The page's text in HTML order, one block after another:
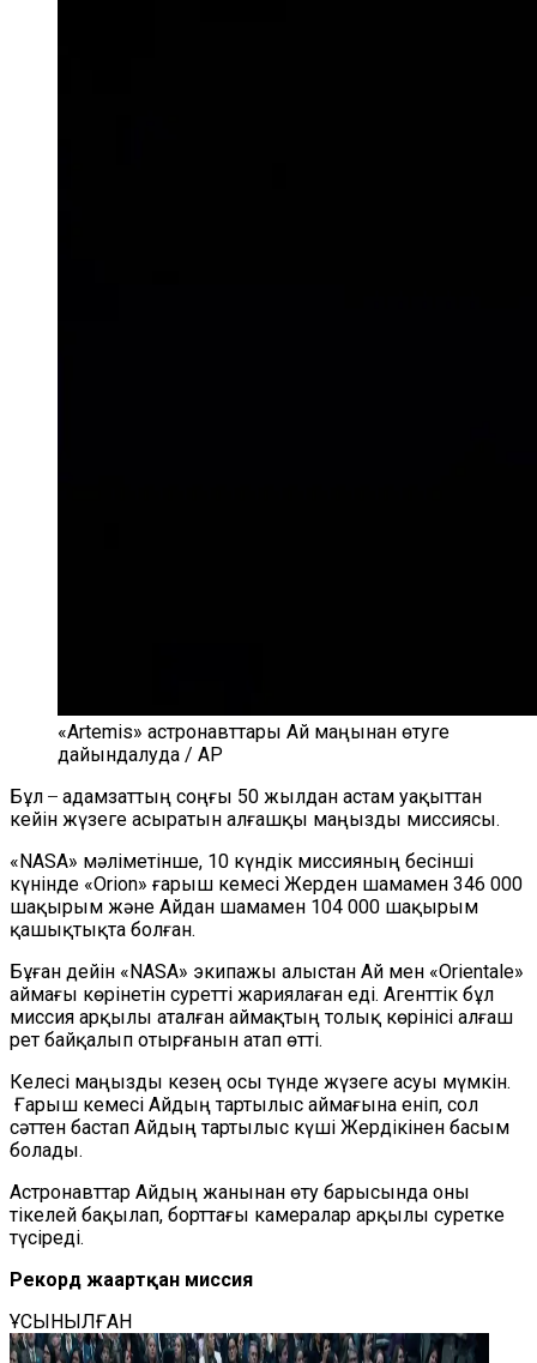
«Artemis» астронавттары Ай маңынан өтуге
дайындалуда / AP
Бұл ̶ адамзаттың соңғы 50 жылдан астам уақыттан
кейін жүзеге асыратын алғашқы маңызды миссиясы.
«NASA» мәліметінше, 10 күндік миссияның бесінші
күнінде «Orion» ғарыш кемесі Жерден шамамен 346 000
шақырым және Айдан шамамен 104 000 шақырым
қашықтықта болған.
Бұған дейін «NASA» экипажы алыстан Ай мен «Orientale»
аймағы көрінетін суретті жариялаған еді. Агенттік бұл
миссия арқылы аталған аймақтың толық көрінісі алғаш
рет байқалып отырғанын атап өтті.
Келесі маңызды кезең осы түнде жүзеге асуы мүмкін.
Ғарыш кемесі Айдың тартылыс аймағына еніп, сол
сәттен бастап Айдың тартылыс күші Жердікінен басым
болады.
Астронавттар Айдың жанынан өту барысында оны
тікелей бақылап, борттағы камералар арқылы суретке
түсіреді.
Рекорд жаңартқан миссия
ҰСЫНЫЛҒАН